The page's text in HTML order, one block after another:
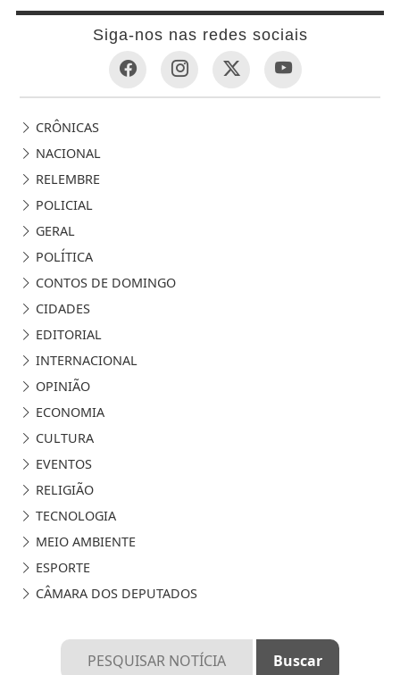
Siga-nos nas redes sociais
CRÔNICAS
NACIONAL
RELEMBRE
POLICIAL
GERAL
POLÍTICA
CONTOS DE DOMINGO
CIDADES
EDITORIAL
INTERNACIONAL
OPINIÃO
ECONOMIA
CULTURA
EVENTOS
RELIGIÃO
TECNOLOGIA
MEIO AMBIENTE
ESPORTE
CÂMARA DOS DEPUTADOS